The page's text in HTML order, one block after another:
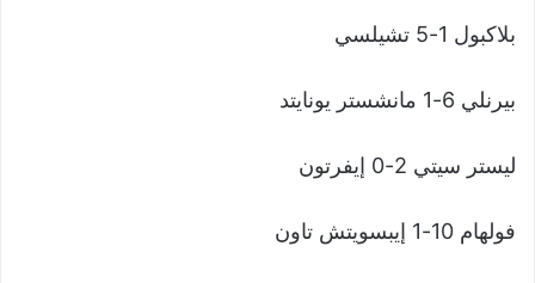
بلاكبول 1-5 تشيلسي
بيرنلي 6-1 مانشستر يونايتد
ليستر سيتي 2-0 إيفرتون
فولهام 10-1 إيبسويتش تاون